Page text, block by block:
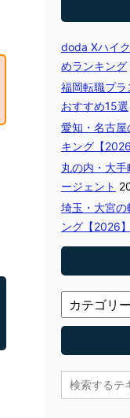
doda Xハイ
めランキング
福岡転職プラ
おすすめ15選
愛知・名古
キング【2026
丸の内・大
ージェント
埼玉・大宮
ング【2026】